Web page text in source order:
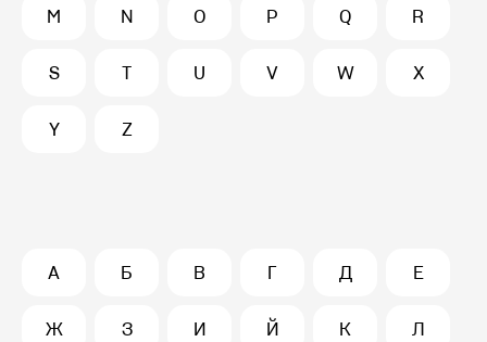
M N O P Q R
S T U V W X
Y Z
А Б В Г Д Е
Ж З И Й К Л